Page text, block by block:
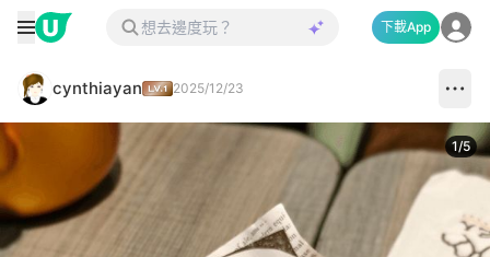
下載App
cynthiayan 2025/12/23
1/5